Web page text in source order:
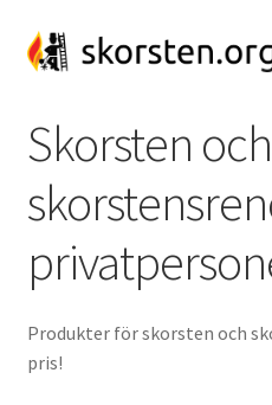
Hoppa
till
Hoppa
till
Kaminanslutning
Skorsten och
Produkter för skorsten och
pris!